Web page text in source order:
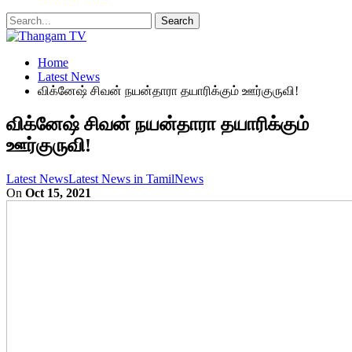
Home
Latest News
விக்னேஷ் சிவன் நயன்தாரா தயாரிக்கும் ஊர்குருவி!
விக்னேஷ் சிவன் நயன்தாரா தயாரிக்கும்
ஊர்குருவி!
Latest NewsLatest News in TamilNews
On Oct 15, 2021